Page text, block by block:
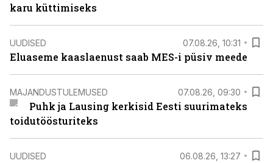
karu küttimiseks
UUDISED 07.08.26, 10:31
Eluaseme kaaslaenust saab MES-i püsiv meede
MAJANDUSTULEMUSED 07.08.26, 09:30
Puhk ja Lausing kerkisid Eesti suurimateks
toidutöösturiteks
UUDISED 06.08.26, 13:27